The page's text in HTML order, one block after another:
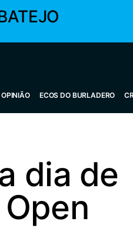
OPINIÃO ECOS DO BURLADERO
dia de